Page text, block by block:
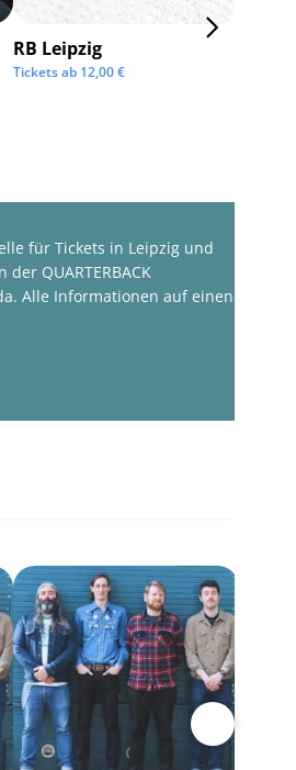
RB Leipzig
Tickets ab 12,00€
für Tickets in Leipzig und
QUARTERBACK
Alle Informationen auf einen